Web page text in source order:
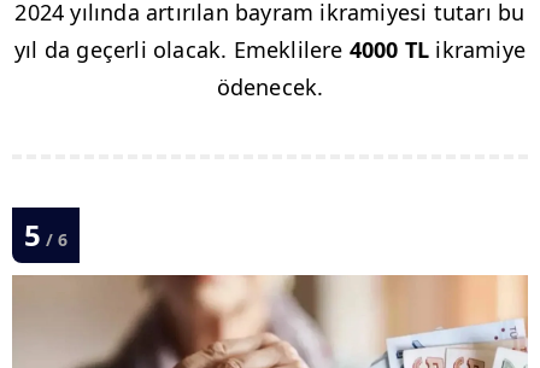
2024 yılında artırılan bayram ikramiyesi tutarı bu
yıl da geçerli olacak. Emeklilere 4000 TL ikramiye
ödenecek.
5 / 6